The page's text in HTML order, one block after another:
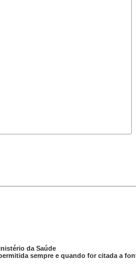
da Saúde
sempre e quando for citada a